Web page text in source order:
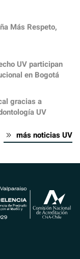
Más Respeto,
UV participan
en Bogotá
gracias a
UV
más noticias UV